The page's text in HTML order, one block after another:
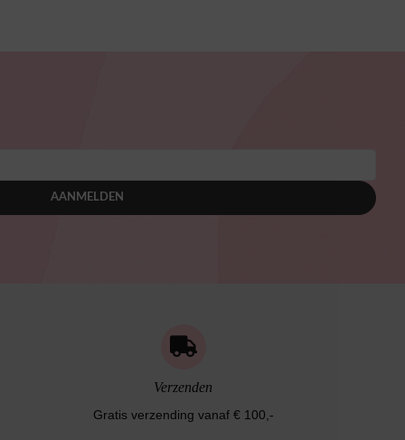
AANMELDEN
Verzenden
Gratis verzending vanaf € 100,-